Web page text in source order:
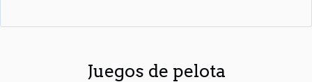
Juegos de pelota